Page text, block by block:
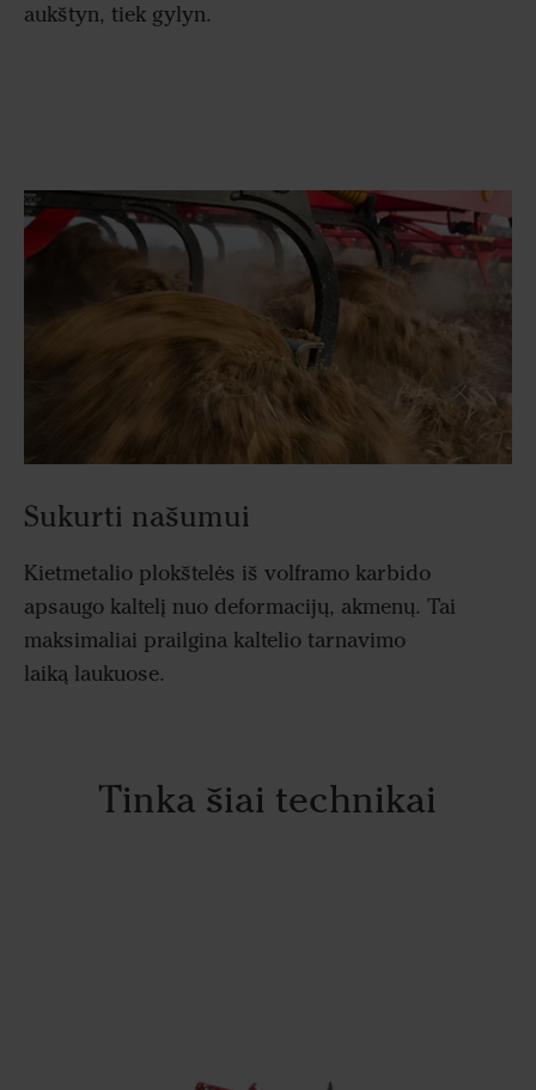
aukštyn, tiek gylyn.
Sukurti našumui
Kietmetalio plokštelės iš volframo karbido
apsaugo kaltelį nuo deformacijų, akmenų. Tai
maksimaliai prailgina kaltelio tarnavimo
laiką laukuose.
Tinka šiai technikai